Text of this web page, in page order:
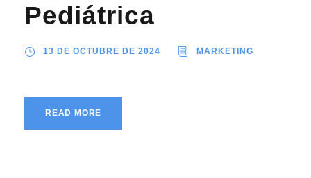
Pediátrica
13 DE OCTUBRE DE 2024 MARKETING
READ MORE